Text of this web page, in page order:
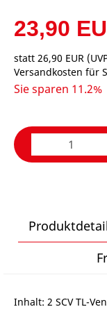
23,90
statt 26,90 EUR (
Versandkosten für
Sie sparen 11.2%
Inhalt: 2 SCV TL-